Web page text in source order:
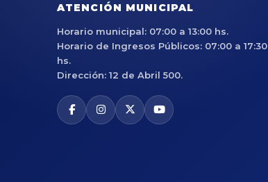
ATENCIÓN MUNICIPAL
Horario municipal: 07:00 a 13:00 hs.
Horario de Ingresos Públicos: 07:00 a 17:30
hs.
Dirección: 12 de Abril 500.